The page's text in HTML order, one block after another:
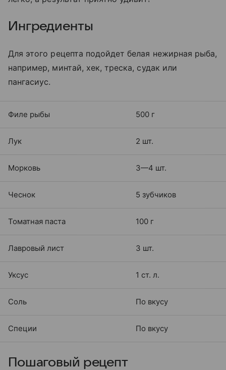
Ингредиенты
Для этого рецепта подойдет белая нежирная рыба,
например, минтай, хек, треска, судак или
пангасиус.
Филе рыбы 500 г
Лук 2 шт.
Морковь 3—4 шт.
Чеснок 5 зубчиков
Томатная паста 100 г
Лавровый лист 3 шт.
Уксус 1 ст. л.
Соль По вкусу
Специи По вкусу
Пошаговый рецепт